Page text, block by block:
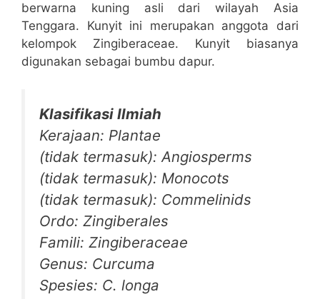
berwarna kuning asli dari wilayah Asia
Tenggara. Kunyit ini merupakan anggota dari
kelompok Zingiberaceae. Kunyit biasanya
digunakan sebagai bumbu dapur.
Klasifikasi Ilmiah
Kerajaan: Plantae
(tidak termasuk): Angiosperms
(tidak termasuk): Monocots
(tidak termasuk): Commelinids
Ordo: Zingiberales
Famili: Zingiberaceae
Genus: Curcuma
Spesies: C. longa